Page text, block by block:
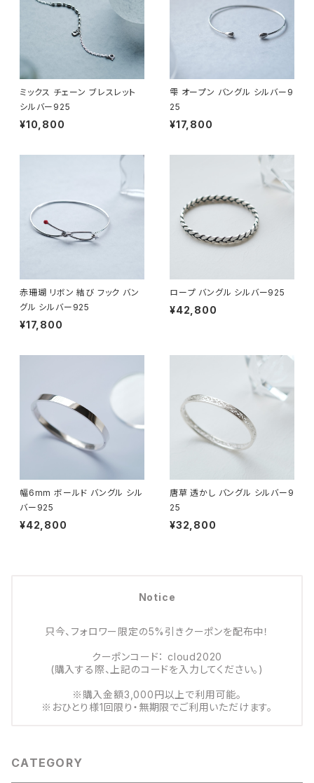
ミックス チェーン ブレスレット
シルバー925
¥10,800
雫 オープン バングル シルバー9
25
¥17,800
赤珊瑚 リボン 結び フック バン
グル シルバー925
¥17,800
ロープ バングル シルバー925
¥42,800
幅6mm ボールド バングル シル
バー925
¥42,800
唐草 透かし バングル シルバー9
25
¥32,800
Notice
只今、フォロワー限定の5%引きクーポンを配布中！
クーポンコード： cloud2020
(購入する際、上記のコードを入力してください。)
※購入金額3,000円以上で利用可能。
※おひとり様1回限り・無期限でご利用いただけます。
CATEGORY